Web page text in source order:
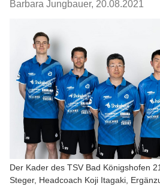
Barbara Jungbauer, 20.08.2021
Der Kader des TSV Bad Königshofen
Steger, Headcoach Koji Itagaki,